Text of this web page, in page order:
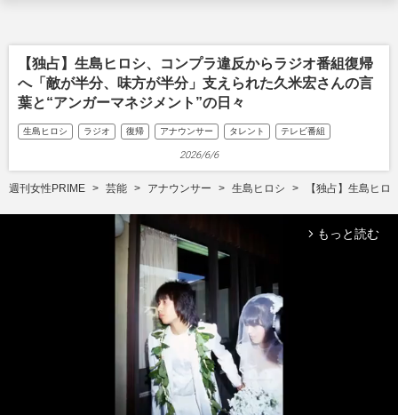
【独占】生島ヒロシ、コンプラ違反からラジオ番組復帰
へ「敵が半分、味方が半分」支えられた久米宏さんの言
葉と“アンガーマネジメント”の日々
生島ヒロシ ラジオ 復帰 アナウンサー タレント テレビ番組
2026/6/6
週刊女性PRIME 芸能 アナウンサー 生島ヒロシ 【独占】生島ヒ
arrow_forward_ios もっと読む